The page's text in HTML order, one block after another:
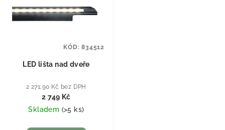
LED lišta nad dveře
2 271,90 Kč bez DPH
2 749 Kč
Skladem (>5 ks)
KÓD:834512